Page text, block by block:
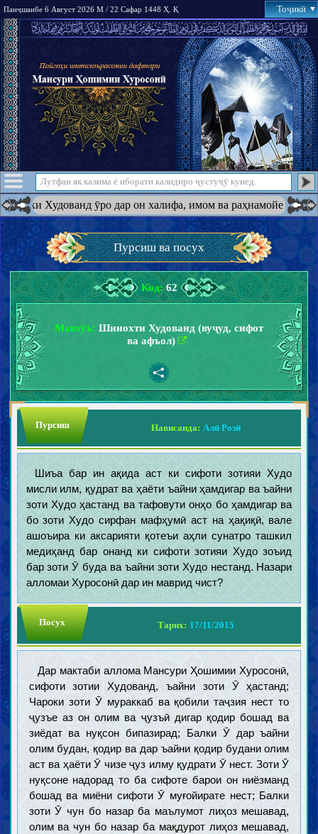
Панҷшанбе 6 Август 2026 М / 22 Сафар 1448 Ҳ. Қ Тоҷикӣ
Худованд ӯро дар он халифа, имом ва раҳнамойе ба амри
Пурсиш ва посух
Код: 62
Мавзӯъ: Шинохти Худованд (вуҷуд, сифот
ва афъол)
Пурсиш Нависанда: Алӣ Розӣ
Шиъа бар ин ақида аст ки сифоти зотияи Худо
мисли илм, қудрат ва ҳаёти ъайни ҳамдигар ва ъайни
зоти Худо ҳастанд ва тафовути онҳо бо ҳамдигар ва
бо зоти Худо сирфан мафҳумӣ аст на ҳақиқӣ, вале
ашоъира ки аксарияти қотеъи аҳли сунатро ташкил
медиҳанд бар онанд ки сифоти зотияи Худо зоъид
бар зоти Ӯ буда ва ъайни зоти Худо нестанд. Назари
алломаи Хуросонӣ дар ин маврид чист?
Посух Тарих: 17/11/2015
Дар мактаби аллома Мансури Ҳошимии Хуросонӣ,
сифоти зотии Худованд, ъайни зоти Ӯ ҳастанд;
Чароки зоти Ӯ мураккаб ва қобили таҷзия нест то
ҷузъе аз он олим ва ҷузъӣ дигар қодир бошад ва
зиёдат ва нуқсон бипазирад; Балки Ӯ дар ъайни
олим будан, қодир ва дар ъайни қодир будани олим
аст ва ҳаёти Ӯ чизе ҷуз илму қудрати Ӯ нест. Зоти Ӯ
нуқсоне надорад то ба сифоте барои он ниёзманд
бошад ва миёни сифоти Ӯ муғойирате нест; Балки
зоти Ӯ чун бо назар ба маълумот лиҳоз мешавад,
олим ва чун бо назар ба мақдурот лиҳоз мешавад,